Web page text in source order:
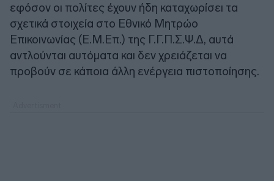
εφόσον οι πολίτες έχουν ήδη καταχωρίσει τα
σχετικά στοιχεία στο Εθνικό Μητρώο
Επικοινωνίας (Ε.Μ.Επ.) της Γ.Γ.Π.Σ.Ψ.Δ, αυτά
αντλούνται αυτόματα και δεν χρειάζεται να
προβούν σε κάποια άλλη ενέργεια πιστοποίησης.